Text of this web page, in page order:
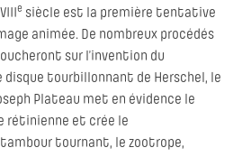
e siècle est la première tentative
animée. De nombreux procédés
sur l’invention du
disque tourbillonnant de Herschel, le
Plateau met en évidence le
rétinienne et crée le
tournant, le zootrope,